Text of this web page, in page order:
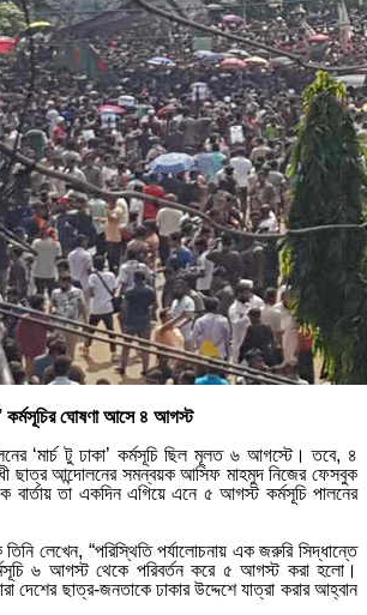
কর্মসূচির ঘোষণা আসে ৪ আগস্ট
‘মার্চ টু ঢাকা’ কর্মসূচি ছিল মূলত ৬ আগস্টে। তবে, ৪
ছাত্র আন্দোলনের সমন্বয়ক আসিফ মাহমুদ নিজের ফেসবুক
তা একদিন এগিয়ে এনে ৫ আগস্ট কর্মসূচি পালনের
লেখেন, “পরিস্থিতি পর্যালোচনায় এক জরুরি সিদ্ধান্তে
৬ আগস্ট থেকে পরিবর্তন করে ৫ আগস্ট করা হলো।
দেশের ছাত্র-জনতাকে ঢাকার উদ্দেশে যাত্রা করার আহ্বান